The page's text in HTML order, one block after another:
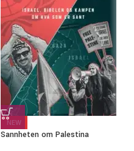
NEW
Sannheten om Palestina